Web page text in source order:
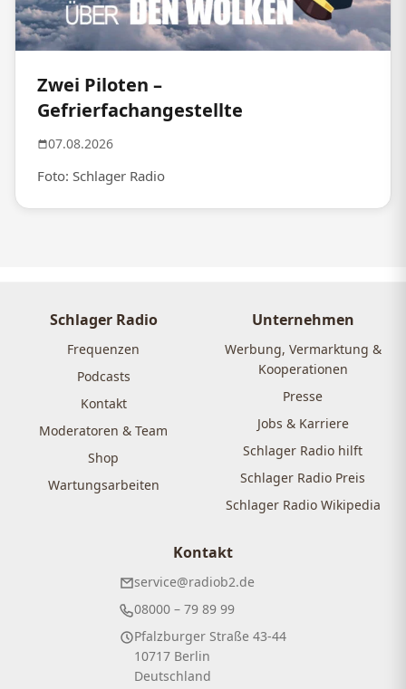
Zwei Piloten –
Gefrierfachangestellte
07.08.2026
Foto: Schlager Radio
Schlager Radio
Frequenzen
Podcasts
Kontakt
Moderatoren & Team
Shop
Wartungsarbeiten
Unternehmen
Werbung, Vermarktung &
Kooperationen
Presse
Jobs & Karriere
Schlager Radio hilft
Schlager Radio Preis
Schlager Radio Wikipedia
Kontakt
service@radiob2.de
08000 – 79 89 99
Pfalzburger Straße 43-44
10717 Berlin
Deutschland